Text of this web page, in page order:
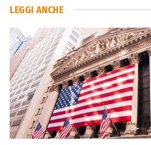
LEGGI ANCHE